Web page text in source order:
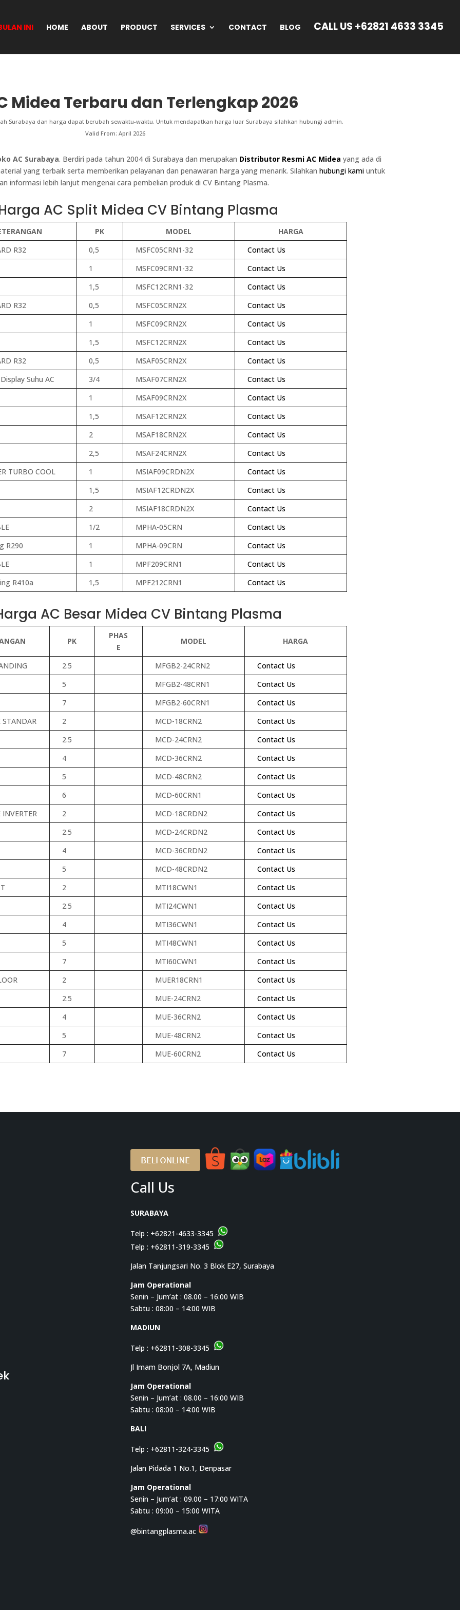
INI HOME ABOUT PRODUCT SERVICES CONTACT BLOG CALL US +62821 4633 3345
Midea Terbaru dan Terlengkap 2026
Surabaya dan harga dapat berubah sewaktu-waktu. Untuk mendapatkan harga luar Surabaya silahkan hubungi admin.
Valid From: April 2026
AC Surabaya. Berdiri pada tahun 2004 di Surabaya dan merupakan Distributor Resmi AC Midea yang ada di
yang terbaik serta memberikan pelayanan dan penawaran harga yang menarik. Silahkan hubungi kami untuk
informasi lebih lanjut mengenai cara pembelian produk di CV Bintang Plasma.
AC Split Midea CV Bintang Plasma
PK MODEL
HARGA
R32 0,5 MSFC05CRN1-32
Contact Us
1 MSFC09CRN1-32
Contact Us
1,5
MSFC12CRN1-32
Contact Us
R32
0,5 MSFC05CRN2X
Contact Us
1 MSFC09CRN2X
Contact Us
1,5
MSFC12CRN2X
Contact Us
R32
0,5 MSAF05CRN2X
Contact Us
Suhu AC
3/4 MSAF07CRN2X
Contact Us
1
MSAF09CRN2X
Contact Us
1,5
MSAF12CRN2X
Contact Us
2
MSAF18CRN2X
Contact Us
2,5
MSAF24CRN2X
Contact Us
TURBO COOL
1 MSIAF09CRDN2X
Contact Us
1,5
MSIAF12CRDN2X
Contact Us
2
MSIAF18CRDN2X
Contact Us
1/2 MPHA-05CRN
Contact Us
R290
1 MPHA-09CRN
Contact Us
1 MPF209CRN1
Contact Us
R410a
1,5 MPF212CRN1 Contact Us
AC Besar Midea CV Bintang Plasma
PK
PHAS
E
MODEL HARGA
2.5 MFGB2-24CRN2
Contact Us
5
MFGB2-48CRN1
Contact Us
7
MFGB2-60CRN1
Contact Us
STANDAR
2 MCD-18CRN2
Contact Us
2.5
MCD-24CRN2
Contact Us
4
MCD-36CRN2
Contact Us
5
MCD-48CRN2
Contact Us
6
MCD-60CRN1
Contact Us
INVERTER
2 MCD-18CRDN2
Contact Us
2.5
MCD-24CRDN2
Contact Us
4
MCD-36CRDN2
Contact Us
5
MCD-48CRDN2
Contact Us
2 MTI18CWN1
Contact Us
2.5
MTI24CWN1
Contact Us
4
MTI36CWN1
Contact Us
5
MTI48CWN1
Contact Us
7
MTI60CWN1
Contact Us
2 MUER18CRN1
Contact Us
2.5
MUE-24CRN2
Contact Us
4
MUE-36CRN2
Contact Us
5
MUE-48CRN2
Contact Us
7
MUE-60CRN2 Contact Us
Call Us
SURABAYA
Telp : +62821-4633-3345
Telp : +62811-319-3345
Jalan Tanjungsari No. 3 Blok E27, Surabaya
Jam Operational
Senin – Jum’at : 08.00 – 16:00 WIB
Sabtu : 08:00 – 14:00 WIB
MADIUN
Telp : +62811-308-3345
Jl Imam Bonjol 7A, Madiun
Jam Operational
Senin – Jum’at : 08.00 – 16:00 WIB
Sabtu : 08:00 – 14:00 WIB
BALI
Telp : +62811-324-3345
Jalan Pidada 1 No.1, Denpasar
Jam Operational
Senin – Jum’at : 09.00 – 17:00 WITA
Sabtu : 09:00 – 15:00 WITA
@bintangplasma.ac